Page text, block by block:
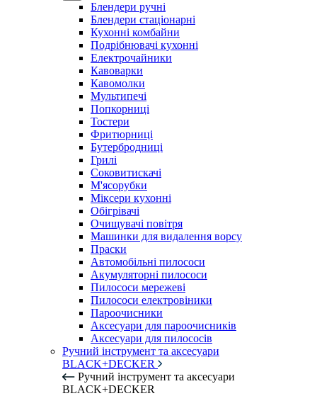
Блендери ручні
Блендери стаціонарні
Кухонні комбайни
Подрібнювачі кухонні
Електрочайники
Кавоварки
Кавомолки
Мультипечі
Попкорниці
Тостери
Фритюрниці
Бутербродниці
Грилі
Соковитискачі
М'ясорубки
Міксери кухонні
Обігрівачі
Очищувачі повітря
Машинки для видалення ворсу
Праски
Автомобільні пилососи
Акумуляторні пилососи
Пилососи мережеві
Пилососи електровіники
Пароочисники
Аксесуари для пароочисників
Аксесуари для пилососів
Ручний інструмент та аксесуари
BLACK+DECKER
Ручний інструмент та аксесуари
BLACK+DECKER